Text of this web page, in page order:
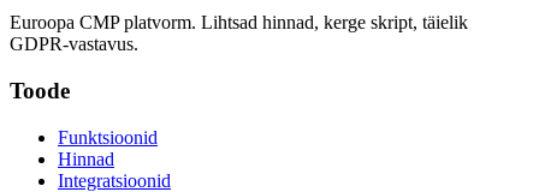
Euroopa CMP platvorm. Lihtsad hinnad, kerge skript, täielik
GDPR-vastavus.
Toode
Funktsioonid
Hinnad
Integratsioonid